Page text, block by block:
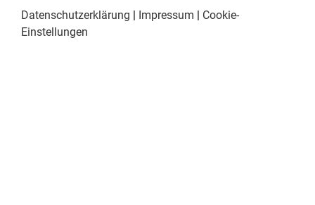
Datenschutzerklärung | Impressum | Cookie-
Einstellungen